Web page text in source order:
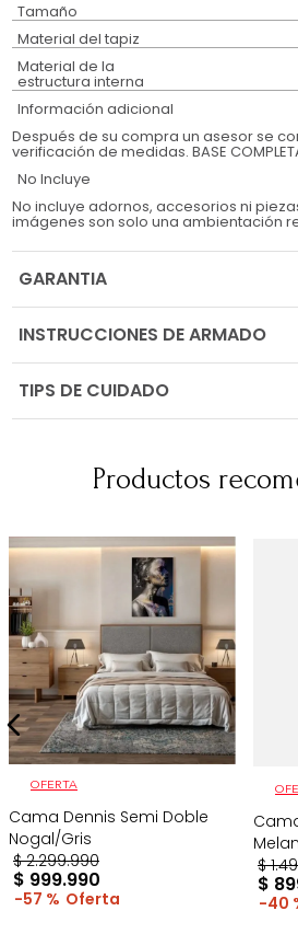
Tamaño
Material del tapiz
Material de la
estructura interna
Información adicional
Después de su compra un asesor se
verificación de medidas. BASE
No Incluye
No incluye adornos, accesorios ni
imágenes son solo una ambientación
GARANTIA
INSTRUCCIONES DE ARMADO
TIPS DE CUIDADO
Productos
OFERTA
Cama Dennis Semi Doble
Nogal/Gris
$ 2.299.990
$ 999.990
57 %
$ 1.
$
40